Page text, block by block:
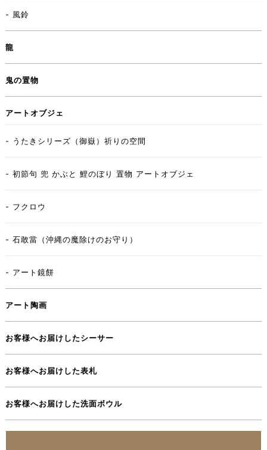
- 風鈴
龍
鬼の置物
アートオブジェ
- うたきシリーズ（御嶽）祈りの空間
- 初節句 兜 かぶと 鯉のぼり 置物 アートオブジェ
- フクロウ
- 石敢當（沖縄の魔除けのお守り）
- アート鏡餅
アート陶画
お客様へお届けしたシーサー
お客様へお届けした表札
お客様へお届けした洗面ボウル